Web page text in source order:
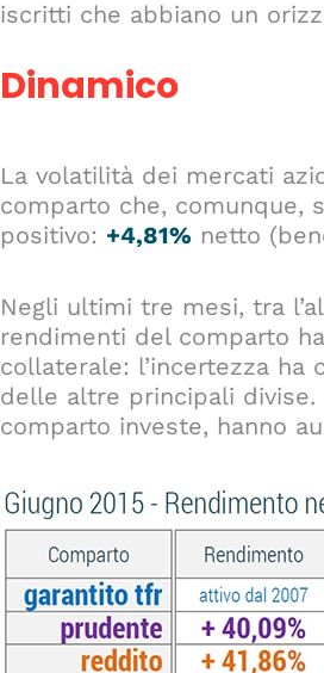
iscritti che abbiano un
Dinamico
La volatilità dei mercati
comparto che, comunque,
positivo: +4,81% netto
Negli ultimi tre mesi, tra
rendimenti del comparto
collaterale: l’incertezza
delle altre principali divise.
comparto investe, hanno